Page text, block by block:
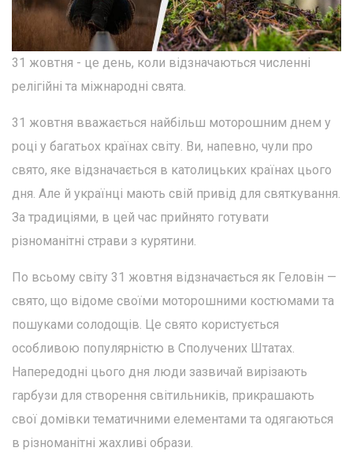
31 жовтня - це день, коли відзначаються численні
релігійні та міжнародні свята.
31 жовтня вважається найбільш моторошним днем у
році у багатьох країнах світу. Ви, напевно, чули про
свято, яке відзначається в католицьких країнах цього
дня. Але й українці мають свій привід для святкування.
За традиціями, в цей час прийнято готувати
різноманітні страви з курятини.
По всьому світу 31 жовтня відзначається як Геловін —
свято, що відоме своїми моторошними костюмами та
пошуками солодощів. Це свято користується
особливою популярністю в Сполучених Штатах.
Напередодні цього дня люди зазвичай вирізають
гарбузи для створення світильників, прикрашають
свої домівки тематичними елементами та одягаються
в різноманітні жахливі образи.